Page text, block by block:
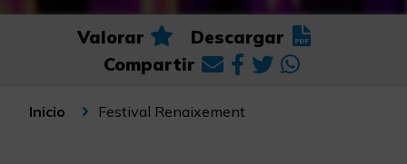
Valorar
Descargar
Compartir
Inicio Festival Renaixement